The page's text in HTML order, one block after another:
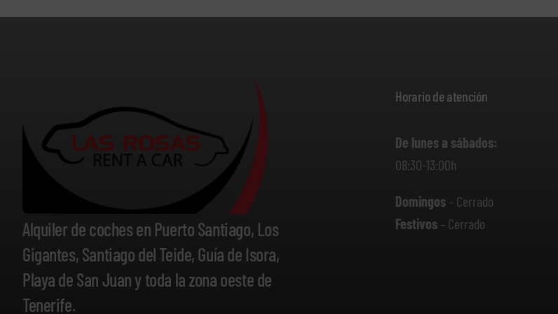
Alquiler de coches en Puerto Santiago, Los
Gigantes, Santiago del Teide, Guía de Isora,
Playa de San Juan y toda la zona oeste de
Tenerife.
Horario de atención
De lunes a sábados:
08:30-13:00h
Domingos – Cerrado
Festivos – Cerrado